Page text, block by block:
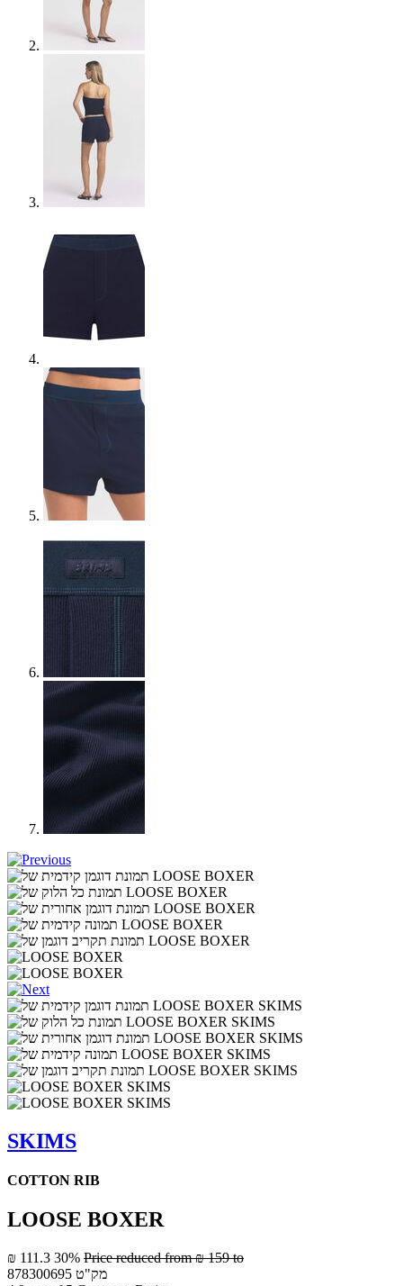
SKIMS
COTTON RIB
LOOSE BOXER
₪ 111.3 30% Price reduced from₪ 159 to
מק"ט 878300695